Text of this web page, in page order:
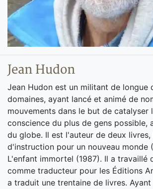
Jean Hudon
Jean Hudon est un militant de longue
domaines, ayant lancé et animé de
mouvements dans le but de catalyser
conscience du plus de gens possible,
du globe. Il est l'auteur de deux livres,
d'instruction pour un nouveau monde
L'enfant immortel (1987). Il a travaillé
comme traducteur pour les Éditions
a traduit une trentaine de livres.